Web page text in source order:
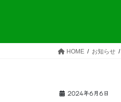
HOME お知らせ
2024年6月6日